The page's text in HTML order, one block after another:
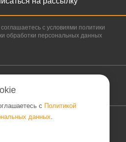
с условиями политики
обработки персональных данных
с Политикой
данных.